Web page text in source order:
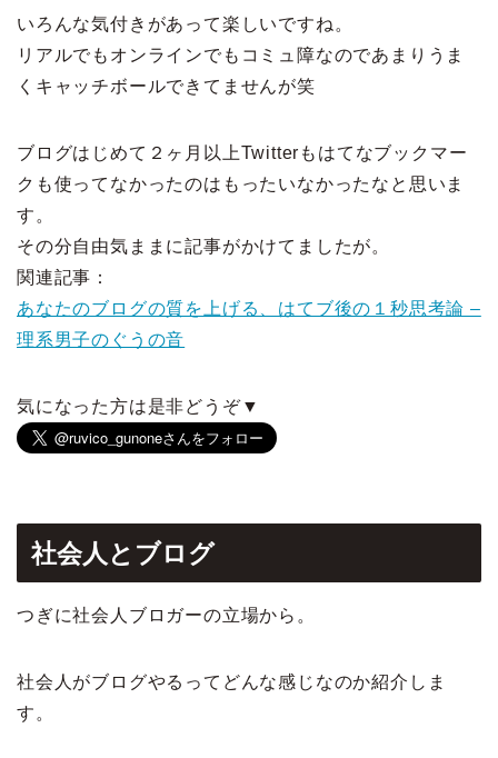
いろんな気付きがあって楽しいですね。
リアルでもオンラインでもコミュ障なのであまりうま
くキャッチボールできてませんが笑
ブログはじめて２ヶ月以上Twitterもはてなブックマー
クも使ってなかったのはもったいなかったなと思いま
す。
その分自由気ままに記事がかけてましたが。
関連記事：
あなたのブログの質を上げる、はてブ後の１秒思考論 –
理系男子のぐうの音
気になった方は是非どうぞ▼
社会人とブログ
つぎに社会人ブロガーの立場から。
社会人がブログやるってどんな感じなのか紹介しま
す。